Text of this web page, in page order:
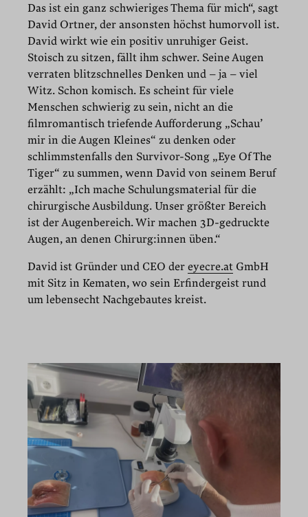
Das ist ein ganz schwieriges Thema für mich“, sagt
David Ortner, der ansonsten höchst humorvoll ist.
David wirkt wie ein positiv unruhiger Geist.
Stoisch zu sitzen, fällt ihm schwer. Seine Augen
verraten blitzschnelles Denken und – ja – viel
Witz. Schon komisch. Es scheint für viele
Menschen schwierig zu sein, nicht an die
filmromantisch triefende Aufforderung „Schau’
mir in die Augen Kleines“ zu denken oder
schlimmstenfalls den Survivor-Song „Eye Of The
Tiger“ zu summen, wenn David von seinem Beruf
erzählt: „Ich mache Schulungsmaterial für die
chirurgische Ausbildung. Unser größter Bereich
ist der Augenbereich. Wir machen 3D-gedruckte
Augen, an denen Chirurg:innen üben.“
David ist Gründer und CEO der eyecre.at GmbH
mit Sitz in Kematen, wo sein Erfindergeist rund
um lebensecht Nachgebautes kreist.